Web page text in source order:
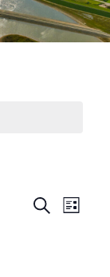
Zoeken
Lijst